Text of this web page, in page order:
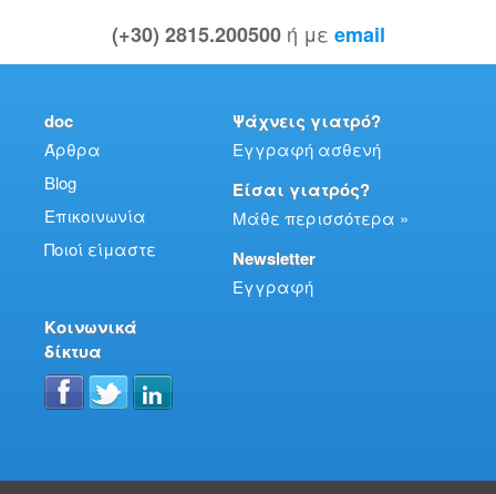
(+30) 2815.200500 ή με email
doc
Άρθρα
Blog
Επικοινωνία
Ποιοί είμαστε
Ψάχνεις γιατρό?
Εγγραφή ασθενή
Είσαι γιατρός?
Μάθε περισσότερα »
Newsletter
Εγγραφή
Κοινωνικά
δίκτυα